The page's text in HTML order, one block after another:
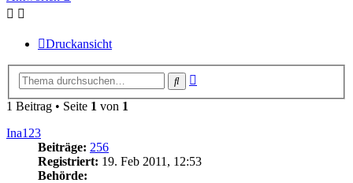
Druckansicht
Suche
1 Beitrag • Seite 1 von 1
Ina123
Beiträge: 256
Registriert: 19. Feb 2011, 12:53
Behörde: